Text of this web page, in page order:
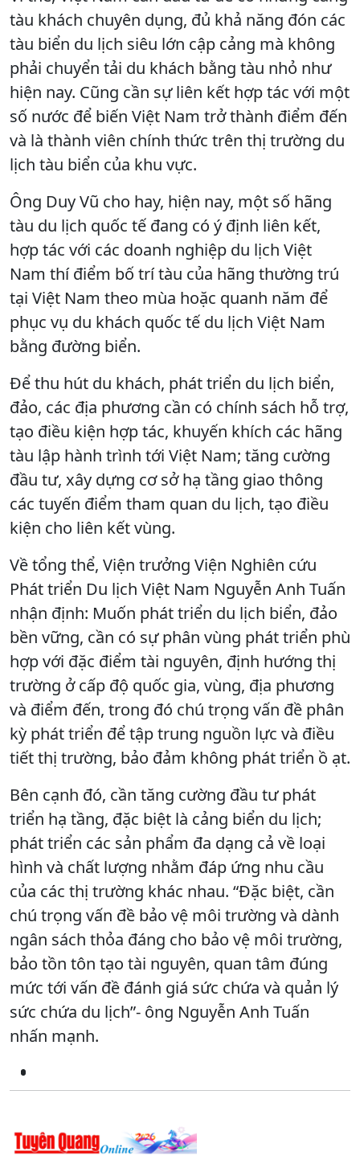
tàu khách chuyên dụng, đủ khả năng đón các
tàu biển du lịch siêu lớn cập cảng mà không
phải chuyển tải du khách bằng tàu nhỏ như
hiện nay. Cũng cần sự liên kết hợp tác với một
số nước để biến Việt Nam trở thành điểm đến
và là thành viên chính thức trên thị trường du
lịch tàu biển của khu vực.
Ông Duy Vũ cho hay, hiện nay, một số hãng
tàu du lịch quốc tế đang có ý định liên kết,
hợp tác với các doanh nghiệp du lịch Việt
Nam thí điểm bố trí tàu của hãng thường trú
tại Việt Nam theo mùa hoặc quanh năm để
phục vụ du khách quốc tế du lịch Việt Nam
bằng đường biển.
Để thu hút du khách, phát triển du lịch biển,
đảo, các địa phương cần có chính sách hỗ trợ,
tạo điều kiện hợp tác, khuyến khích các hãng
tàu lập hành trình tới Việt Nam; tăng cường
đầu tư, xây dựng cơ sở hạ tầng giao thông
các tuyến điểm tham quan du lịch, tạo điều
kiện cho liên kết vùng.
Về tổng thể, Viện trưởng Viện Nghiên cứu
Phát triển Du lịch Việt Nam Nguyễn Anh Tuấn
nhận định: Muốn phát triển du lịch biển, đảo
bền vững, cần có sự phân vùng phát triển phù
hợp với đặc điểm tài nguyên, định hướng thị
trường ở cấp độ quốc gia, vùng, địa phương
và điểm đến, trong đó chú trọng vấn đề phân
kỳ phát triển để tập trung nguồn lực và điều
tiết thị trường, bảo đảm không phát triển ồ ạt.
Bên cạnh đó, cần tăng cường đầu tư phát
triển hạ tầng, đặc biệt là cảng biển du lịch;
phát triển các sản phẩm đa dạng cả về loại
hình và chất lượng nhằm đáp ứng nhu cầu
của các thị trường khác nhau. “Đặc biệt, cần
chú trọng vấn đề bảo vệ môi trường và dành
ngân sách thỏa đáng cho bảo vệ môi trường,
bảo tồn tôn tạo tài nguyên, quan tâm đúng
mức tới vấn đề đánh giá sức chứa và quản lý
sức chứa du lịch”- ông Nguyễn Anh Tuấn
nhấn mạnh.